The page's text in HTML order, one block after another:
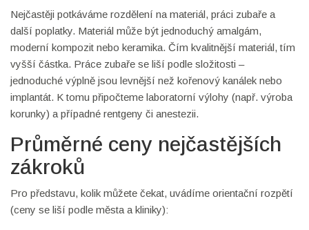
Nejčastěji potkáváme rozdělení na materiál, práci zubaře a
další poplatky. Materiál může být jednoduchý amalgám,
moderní kompozit nebo keramika. Čím kvalitnější materiál, tím
vyšší částka. Práce zubaře se liší podle složitosti –
jednoduché výplně jsou levnější než kořenový kanálek nebo
implantát. K tomu připočteme laboratorní výlohy (např. výroba
korunky) a případné rentgeny či anestezii.
Průměrné ceny nejčastějších
zákroků
Pro představu, kolik můžete čekat, uvádíme orientační rozpětí
(ceny se liší podle města a kliniky):